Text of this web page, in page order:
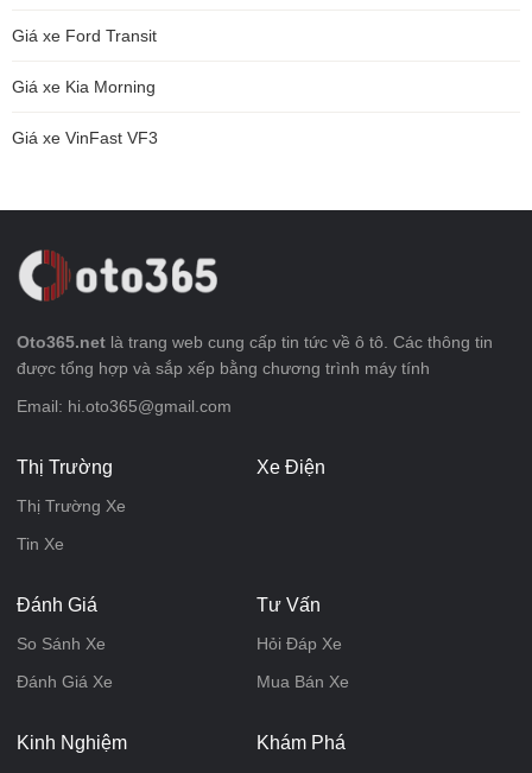
Giá xe Ford Transit
Giá xe Kia Morning
Giá xe VinFast VF3
Oto365.net là trang web cung cấp tin tức về ô tô. Các thông tin
được tổng hợp và sắp xếp bằng chương trình máy tính
Email: hi.oto365@gmail.com
Thị Trường
Thị Trường Xe
Tin Xe
Xe Điện
Đánh Giá
So Sánh Xe
Đánh Giá Xe
Tư Vấn
Hỏi Đáp Xe
Mua Bán Xe
Kinh Nghiệm Khám Phá